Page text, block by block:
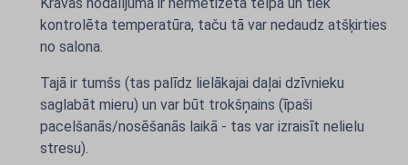
kontrolēta temperatūra, taču tā var nedaudz atšķirties
no salona.
Tajā ir tumšs (tas palīdz lielākajai daļai dzīvnieku
saglabāt mieru) un var būt trokšņains (īpaši
pacelšanās/nosēšanās laikā - tas var izraisīt nelielu
stresu).